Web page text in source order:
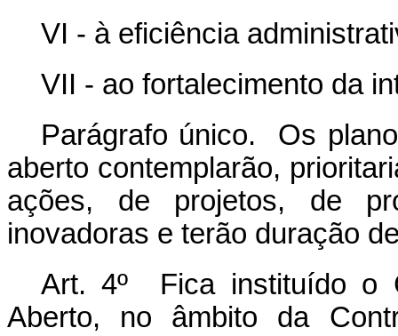
VI - à eficiência
VII - ao fortalecimento da
Parágrafo único. Os
aberto contemplarão,
ações, de projetos, de
inovadoras e terão duração
Art. 4º Fica instituído o
Aberto, no âmbito da